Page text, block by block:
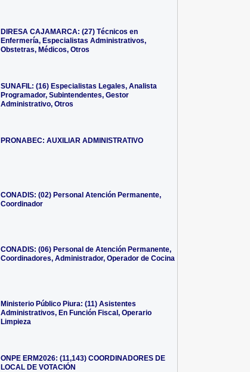
DIRESA CAJAMARCA: (27) Técnicos en
Enfermería, Especialistas Administrativos,
Obstetras, Médicos, Otros
SUNAFIL: (16) Especialistas Legales, Analista
Programador, Subintendentes, Gestor
Administrativo, Otros
PRONABEC: AUXILIAR ADMINISTRATIVO
CONADIS: (02) Personal Atención Permanente,
Coordinador
CONADIS: (06) Personal de Atención Permanente,
Coordinadores, Administrador, Operador de Cocina
Ministerio Público Piura: (11) Asistentes
Administrativos, En Función Fiscal, Operario
Limpieza
ONPE ERM2026: (11,143) COORDINADORES DE
LOCAL DE VOTACIÓN